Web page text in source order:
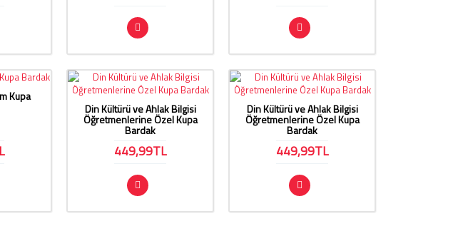
Kupa
Din Kültürü ve Ahlak Bilgisi
Öğretmenlerine Özel Kupa
Bardak
449,99TL
Din Kültürü ve Ahlak Bilgisi
Öğretmenlerine Özel Kupa
Bardak
449,99TL